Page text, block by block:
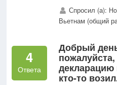
Спросил (а):
Вьетнам (общий
4
Ответа
Добрый
кто-то